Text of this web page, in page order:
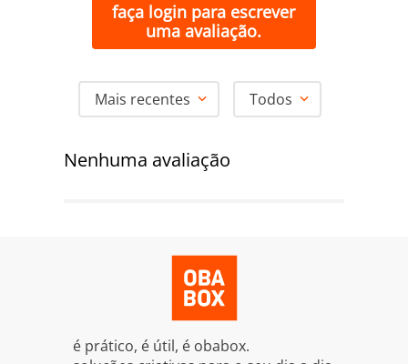
faça login para escrever
uma avaliação.
Mais recentes Todos
Nenhuma avaliação
é prático, é útil, é obabox.